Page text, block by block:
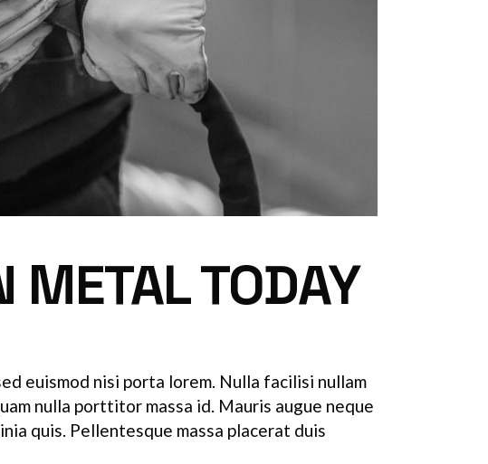
METAL TODAY
euismod nisi porta lorem. Nulla facilisi nullam
nulla porttitor massa id. Mauris augue neque
quis. Pellentesque massa placerat duis